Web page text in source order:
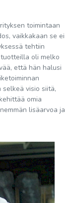
toimintaan
vaikkakaan se ei
tehtiin
oli melko
että hän halusi
visio siitä,
omia
lisäarvoa ja